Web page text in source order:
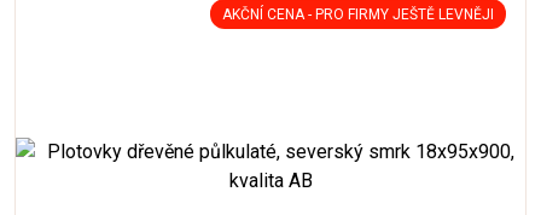
AKČNÍ CENA - PRO FIRMY JEŠTĚ LEVNĚJI